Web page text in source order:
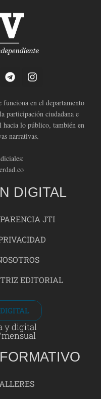
en el departamento
participación ciudadana e
lo público, también en
narrativas.
DIGITAL
JTI
EDITORIAL
y digital
mensual